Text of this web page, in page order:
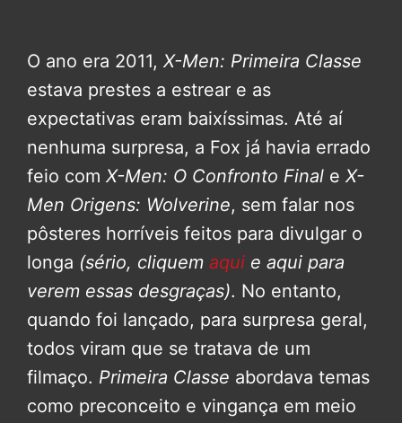
O ano era 2011, X-Men: Primeira Classe
estava prestes a estrear e as
expectativas eram baixíssimas. Até aí
nenhuma surpresa, a Fox já havia errado
feio com X-Men: O Confronto Final e X-
Men Origens: Wolverine, sem falar nos
pôsteres horríveis feitos para divulgar o
longa (sério, cliquem aqui e aqui para
verem essas desgraças). No entanto,
quando foi lançado, para surpresa geral,
todos viram que se tratava de um
filmaço. Primeira Classe abordava temas
como preconceito e vingança em meio